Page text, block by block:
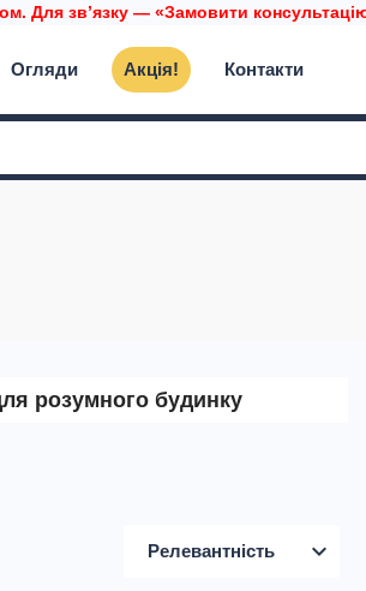
Для звʼязку — «Замовити
Огляди Акція! Контакти
розумного будинку
Релевантність expand_more